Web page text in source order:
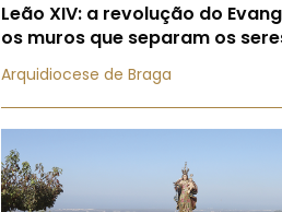
Leão XIV: a revolução do
os muros que separam os
Arquidiocese de Braga